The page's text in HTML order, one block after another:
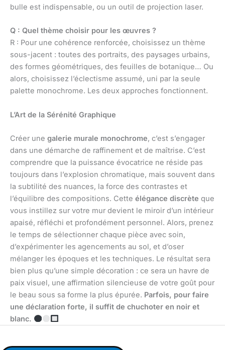
bulle est indispensable, ou un outil de projection laser.
Q : Quel thème choisir pour les œuvres ?
R : Pour une cohérence renforcée, choisissez un thème
sous-jacent : toutes des portraits, des paysages urbains,
des formes géométriques, des feuilles de botanique… Ou
alors, choisissez l’éclectisme assumé, uni par la seule
palette monochrome. Les deux approches fonctionnent.
L’Art de la Sérénité Graphique
Créer une galerie murale monochrome, c’est s’engager
dans une démarche de raffinement et de maîtrise. C’est
comprendre que la puissance évocatrice ne réside pas
toujours dans l’explosion chromatique, mais souvent dans
la subtilité des nuances, la force des contrastes et
l’équilibre des compositions. Cette élégance discrète que
vous instillez sur votre mur devient le miroir d’un intérieur
apaisé, réfléchi et profondément personnel. Alors, prenez
le temps de sélectionner chaque pièce avec soin,
d’expérimenter les agencements au sol, et d’oser
mélanger les époques et les techniques. Le résultat sera
bien plus qu’une simple décoration : ce sera un havre de
paix visuel, une affirmation silencieuse de votre goût pour
le beau sous sa forme la plus épurée. Parfois, pour faire
une déclaration forte, il suffit de chuchoter en noir et
blanc.